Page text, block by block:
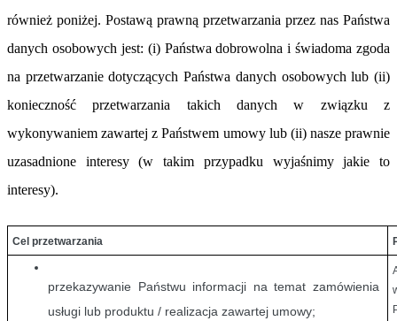
również poniżej. Postawą prawną przetwarzania przez nas Państwa
danych osobowych jest: (i) Państwa dobrowolna i świadoma zgoda
na przetwarzanie dotyczących Państwa danych osobowych lub (ii)
konieczność przetwarzania takich danych w związku z
wykonywaniem zawartej z Państwem umowy lub (ii) nasze prawnie
uzasadnione interesy (w takim przypadku wyjaśnimy jakie to
interesy).
Cel przetwarzania
przekazywanie Państwu informacji na temat zamówienia
usługi lub produktu / realizacja zawartej umowy;